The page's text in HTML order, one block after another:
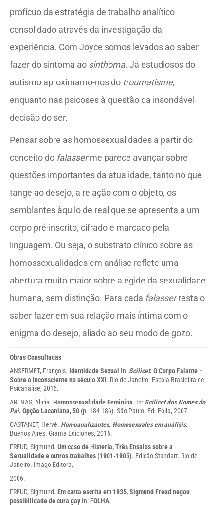
profícuo da estratégia de trabalho analítico
consolidado através da investigação da
experiência. Com Joyce somos levados ao saber
fazer do sintoma ao sinthoma. Já estudiosos do
autismo aproximamo-nos do troumatisme,
enquanto nas psicoses à questão da insondável
decisão do ser.
Pensar sobre as homossexualidades a partir do
conceito do falasserme parece avançar sobre
questões importantes da atualidade, tanto no que
tange ao desejo, a relação com o objeto, os
semblantes àquilo de real que se apresenta a um
corpo pré-inscrito, cifrado e marcado pela
linguagem. Ou seja, o substrato clínico sobre as
homossexualidades em análise reflete uma
abertura muito maior sobre a égide da sexualidade
humana, sem distinção. Para cada falasserresta o
saber fazer em sua relação mais íntima com o
enigma do desejo, aliado ao seu modo de gozo.
Obras Consultadas
ANSERMET, François. Identidade Sexual In: Scilicet: O Corpo Falante –
Sobre o Inconsciente no século XXI. Rio de Janeiro. Escola Brasielira de
Psicanálise, 2016.
ARENAS, Alicia. Homossexualidade Feminina. In: Scilicet dos Nomes do
Pai. Opção Lacaniana, 50 (p. 184-186). São Paulo. Ed. Eolia, 2007.
CASTANET, Hervé. Homoanalizantes. Homosexuales em análisis.
Buenos Aires. Grama Ediciones, 2016.
FREUD, Sigmund. Um caso de Histeria, Três Ensaios sobre a
Sexualidade e outros trabalhos (1901-1905). Edição Standart. Rio de
Janeiro. Imago Editora,
2006.
FREUD, Sigmund. Em carta escrita em 1935, Sigmund Freud negou
possibilidade de cura gay In:FOLHA.